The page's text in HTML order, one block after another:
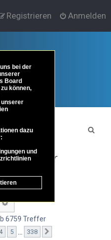
Anmelden
Registrieren
Übersicht
Treffer
Erweiterte Suche
6759 Treffer
4 5 338
bei der
Board
können,
unserer
dazu
und